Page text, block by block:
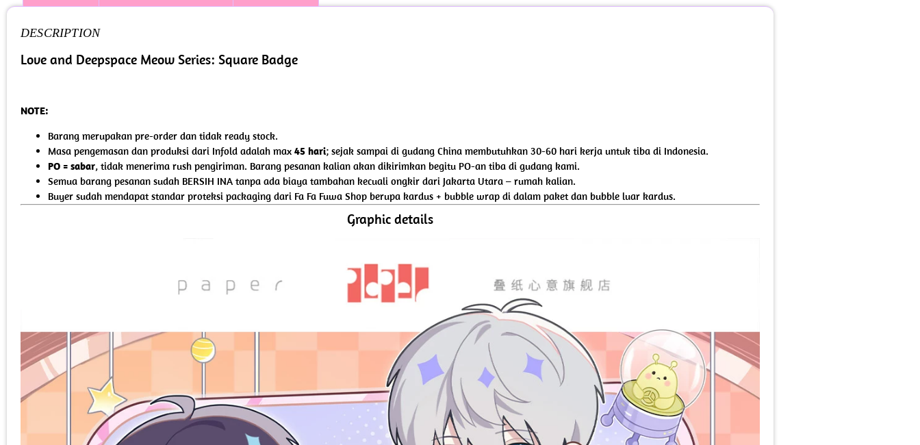
DESCRIPTION
Love and Deepspace Meow Series: Square Badge
NOTE:
Barang merupakan pre-order dan tidak ready stock.
Masa pengemasan dan produksi dari Infold adalah max 45 hari; sejak sampai di gudang China membutuhkan 30-60 hari kerja untuk tiba di Indonesia.
PO = sabar, tidak menerima rush pengiriman. Barang pesanan kalian akan dikirimkan begitu PO-an tiba di gudang kami.
Semua barang pesanan sudah BERSIH INA tanpa ada biaya tambahan kecuali ongkir dari Jakarta Utara – rumah kalian.
Buyer sudah mendapat standar proteksi packaging dari Fa Fa Fuwa Shop berupa kardus + bubble wrap di dalam paket dan bubble luar kardus.
Graphic details